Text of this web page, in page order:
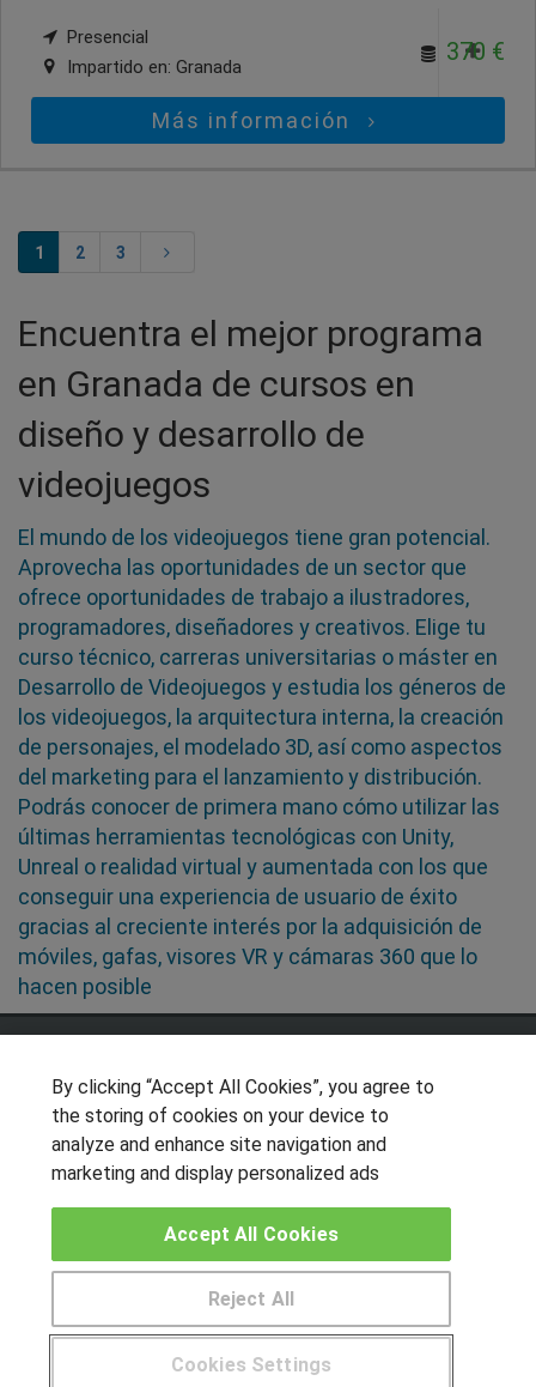
Presencial
Impartido en: Granada
370 €
Más información
1 2 3
Encuentra el mejor programa
en Granada de cursos en
diseño y desarrollo de
videojuegos
El mundo de los videojuegos tiene gran potencial.
Aprovecha las oportunidades de un sector que
ofrece oportunidades de trabajo a ilustradores,
programadores, diseñadores y creativos. Elige tu
curso técnico, carreras universitarias o máster en
Desarrollo de Videojuegos y estudia los géneros de
los videojuegos, la arquitectura interna, la creación
de personajes, el modelado 3D, así como aspectos
del marketing para el lanzamiento y distribución.
Podrás conocer de primera mano cómo utilizar las
últimas herramientas tecnológicas con Unity,
Unreal o realidad virtual y aumentada con los que
conseguir una experiencia de usuario de éxito
gracias al creciente interés por la adquisición de
móviles, gafas, visores VR y cámaras 360 que lo
hacen posible
OTROS GRUPOS DE INTERES
Muro de los idiomas
Hablemos de empleo
CENTROS DE FORMACIÓN
By clicking “Accept All Cookies”, you agree to
the storing of cookies on your device to
analyze and enhance site navigation and
marketing and display personalized ads
Cookies Settings
Reject All
Accept All Cookies